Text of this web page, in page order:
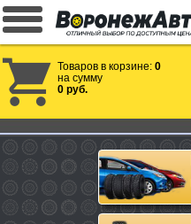
Товаров в корзине: 0
на сумму
0 руб.